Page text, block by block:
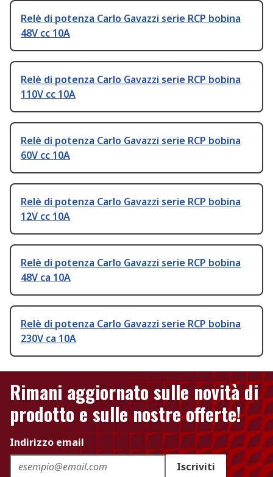
Relè di potenza Carlo Gavazzi serie RCP bobina
48V cc 10A
Relè di potenza Carlo Gavazzi serie RCP bobina
110V cc 10A
Relè di potenza Carlo Gavazzi serie RCP bobina
60V cc 10A
Relè di potenza Carlo Gavazzi serie RCP bobina
12V cc 10A
Relè di potenza Carlo Gavazzi serie RCP bobina
48V ca 10A
Relè di potenza Carlo Gavazzi serie RCP bobina
230V ca 10A
Rimani aggiornato sulle novità di
prodotto e sulle nostre offerte!
Indirizzo email
Iscriviti